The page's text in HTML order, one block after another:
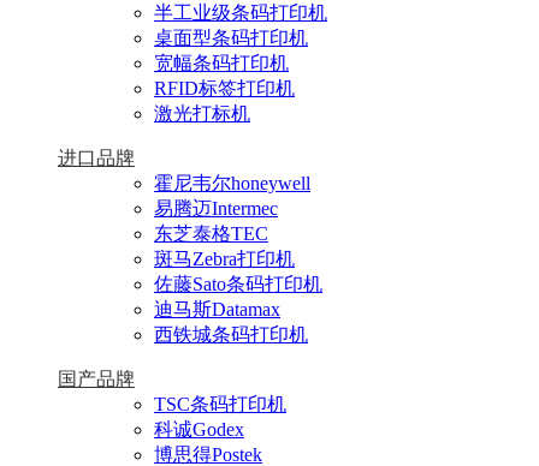
半工业级条码打印机
桌面型条码打印机
宽幅条码打印机
RFID标签打印机
激光打标机
进口品牌
霍尼韦尔honeywell
易腾迈Intermec
东芝泰格TEC
斑马Zebra打印机
佐藤Sato条码打印机
迪马斯Datamax
西铁城条码打印机
国产品牌
TSC条码打印机
科诚Godex
博思得Postek